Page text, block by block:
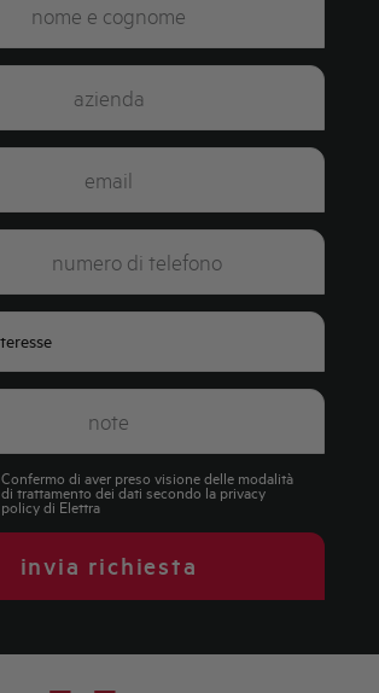
Confermo di aver preso visione delle modalità
di trattamento dei dati secondo la privacy
policydi Elettra
invia richiesta